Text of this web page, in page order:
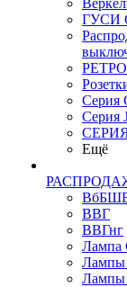
ГУСИ
РЕТРО
Серия
Серия
Ещё
ВВГ
ВВГнг
Лампа
Лампы